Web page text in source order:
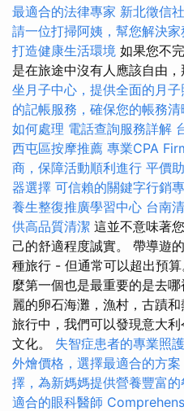
最適合的法律專家 新北徵信
請一位打掃阿姨，幫您解決家
打造健康生活環境 如果您不
是在旅途中沒有人應該自由，
坐月子中心，提供全面的月子
的記帳服務，確保您的帳務清
如何處理 電話查詢服務詳解
西屯區按摩推薦 專業CPA
商，保障活動順利進行 平價
器選擇 可信賴的關鍵字行銷
養生整復推廣學習中心 台南
供高品質清潔 這並不意味著
己的舒適程度誠實。 帶導遊
種旅行 - 但通常可以超出預
麼第一個也是最重要的是去
麗的卵石海灘，漁村，古蹟
旅行中，我們可以發現意大
文化。 失智症患者的專業照
外燴價格，選擇最適合的方案
擇，為新媽媽提供營養豐富的
適合的眼科醫師